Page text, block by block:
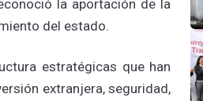
la aportación de la
del estado.
estratégicas que han
extranjera, seguridad,